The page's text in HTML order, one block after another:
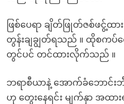
ဖြစ်ပေရာ ချိတ်ဖြုတ်ဇစ်ဖငွ့်ထ
တွန်းချချွတ်ရသည် ။ ထိုစကပ်
တွင်ပင် တင်ထားလိုက်သည် ။
ဘရာစီယာနဲ့ အောက်ခံဘောင်း
ဟု တွေးနေရင်း မျက်နှာ အထာ